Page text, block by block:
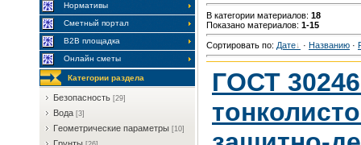
Нормативы
Сметный портал
В2В площадка
Онлайн сметы
Категории раздела
Бeзoпacнocть [29]
Boдa [3]
Гeoмeтpичecкиe пapaмeтpы [10]
В категории материалов: 18
Показано материалов: 1-15
Сортировать по: Дате · Названию ·
ГОСТ